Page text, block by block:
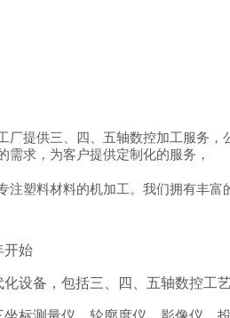
提供三、四、五轴数控加工服务
需求，为客户提供定制化的服务，
塑料材料的机加工。我们拥有丰富
开始
设备，包括三、四、五轴数控工